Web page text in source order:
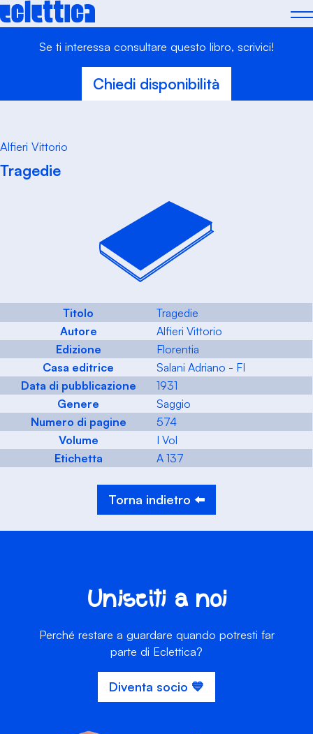
Skip
to
Se ti interessa consultare questo libro, scrivici!
Chiedi disponibilità
Alfieri Vittorio
Tragedie
Titolo
Tragedie
Autore
Alfieri Vittorio
Edizione
Florentia
Casa editrice
Salani Adriano - FI
Data di pubblicazione
1931
Genere
Saggio
Numero di pagine
574
Volume
I Vol
Etichetta
A 137
Torna indietro ⬅️
Unisciti a noi
Perché restare a guardare quando potresti far
parte di Eclettica?
Diventa socio 💙